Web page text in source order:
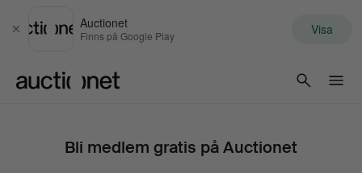
Stäng
Auctionet
Finns på Google Play Visa
Bli medlem gratis på Auctionet